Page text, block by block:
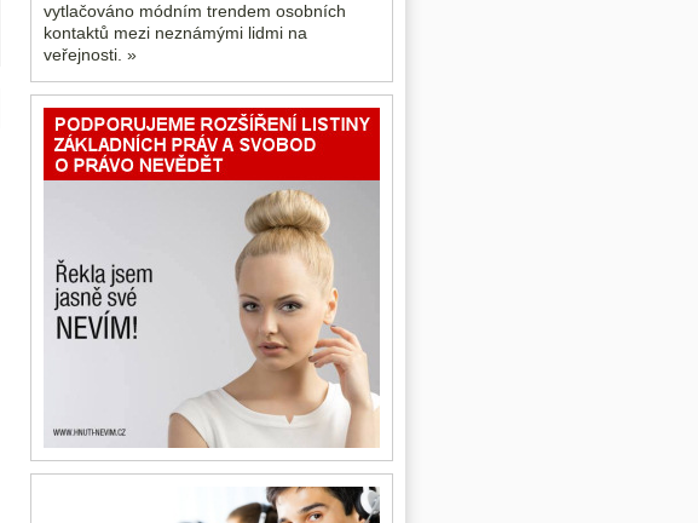
vytlačováno módním trendem osobních
kontaktů mezi neznámými lidmi na
veřejnosti. »